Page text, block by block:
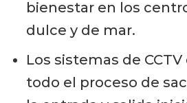
bienestar en los
dulce y de mar.
Los sistemas de
todo el proceso de